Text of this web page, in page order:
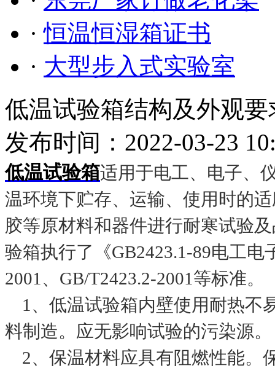
·恒温恒湿箱证书
· 大型步入式实验室
低温试验箱结构及外观要
发布时间：2022-03-23
低温试验箱适用于电工、电子、
温环境下贮存、运输、使用时的
胶等原材料和器件进行耐寒试验
验箱执行了《GB2423.1-89电工
2001、GB/T2423.2-2001等标准。
1、低温试验箱内壁使用耐热不
料制造。应无影响试验的污染源。
2、保温材料应具有阻燃性能。